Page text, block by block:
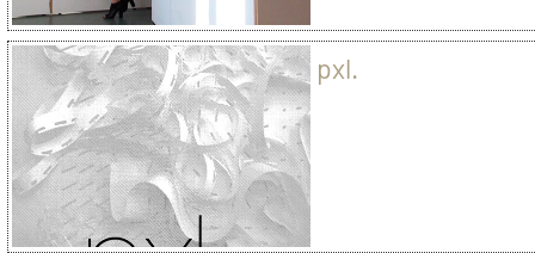
pxl.